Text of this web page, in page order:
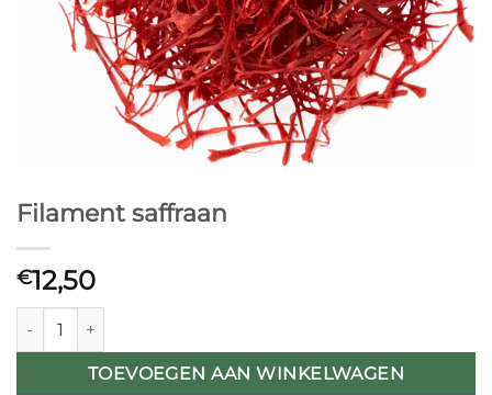
Filament saffraan
€12,50
Filament saffraan aantal
TOEVOEGEN AAN WINKELWAGEN